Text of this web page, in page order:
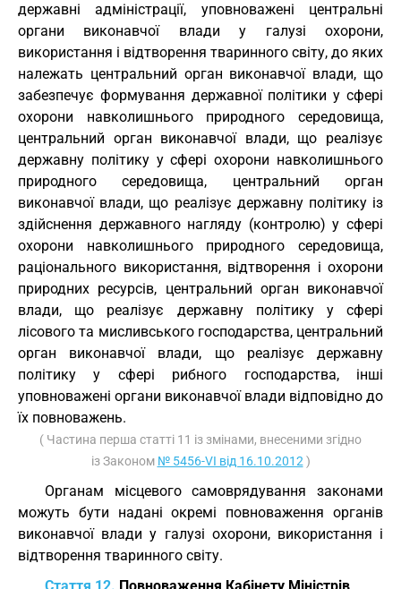
державні адміністрації, уповноважені центральні
органи виконавчої влади у галузі охорони,
використання і відтворення тваринного світу, до яких
належать центральний орган виконавчої влади, що
забезпечує формування державної політики у сфері
охорони навколишнього природного середовища,
центральний орган виконавчої влади, що реалізує
державну політику у сфері охорони навколишнього
природного середовища, центральний орган
виконавчої влади, що реалізує державну політику із
здійснення державного нагляду (контролю) у сфері
охорони навколишнього природного середовища,
раціонального використання, відтворення і охорони
природних ресурсів, центральний орган виконавчої
влади, що реалізує державну політику у сфері
лісового та мисливського господарства, центральний
орган виконавчої влади, що реалізує державну
політику у сфері рибного господарства, інші
уповноважені органи виконавчої влади відповідно до
їх повноважень.
( Частина перша статті 11 із змінами, внесеними згідно
із Законом № 5456-VI від 16.10.2012 )
Органам місцевого самоврядування законами
можуть бути надані окремі повноваження органів
виконавчої влади у галузі охорони, використання і
відтворення тваринного світу.